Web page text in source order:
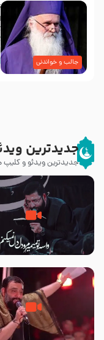
جالب و خواندنی
جدیدترین
جدیدترین ویدئو و
مصداق کربلا – حاج حسین
سرخی
جانا جانا ابی عبدالله –